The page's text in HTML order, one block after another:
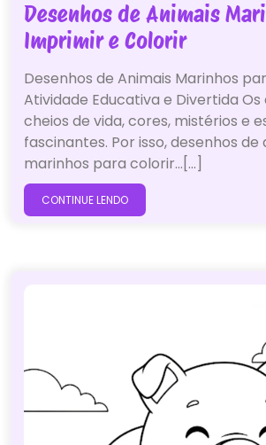
Desenhos de Animais
Imprimir e Colorir
Desenhos de Animais Marinhos
Atividade Educativa e Divertida Os
cheios de vida, cores, mistérios e
fascinantes. Por isso, desenhos de
marinhos para colorir…[...]
CONTINUE LENDO